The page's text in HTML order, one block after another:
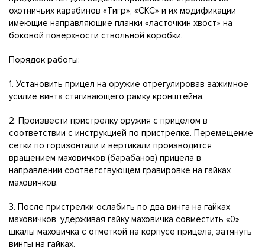
охотничьих карабинов «Тигр», «СКС» и их модификации
имеющие направляющие планки «ласточкин хвост» на
боковой поверхности ствольной коробки.
Порядок работы:
1. Установить прицел на оружие отрегулировав зажимное
усилие винта стягивающего рамку кронштейна.
2. Произвести пристрелку оружия с прицелом в
соответствии с инструкцией по пристрелке. Перемещение
сетки по горизонтали и вертикали производится
вращением маховичков (барабанов) прицела в
направлении соответствующем гравировке на гайках
маховичков.
3. После пристрелки ослабить по два винта на гайках
маховичков, удерживая гайку маховичка совместить «0»
шкалы маховичка с отметкой на корпусе прицела, затянуть
винты на гайках.